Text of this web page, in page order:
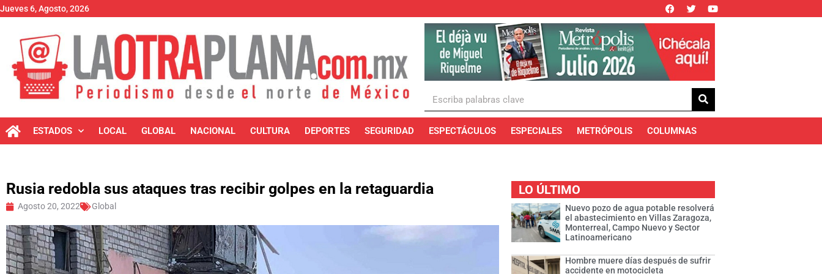
Jueves 6, Agosto, 2026
ESTADOS LOCAL GLOBAL NACIONAL CULTURA DEPORTES SEGURIDAD ESPECTÁCULOS ESPECIALES METRÓPOLIS COLUMNAS
Rusia redobla sus ataques tras recibir golpes en la retaguardia
Agosto 20, 2022 Global
LO ÚLTIMO
Nuevo pozo de agua potable resolverá
el abastecimiento en Villas Zaragoza,
Monterreal, Campo Nuevo y Sector
Latinoamericano
Hombre muere días después de sufrir
accidente en motocicleta